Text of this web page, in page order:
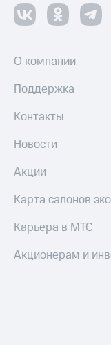
О компании
Поддержка
Контакты
Новости
Акции
Карта салонов
Карьера в МТС
Акционерам и